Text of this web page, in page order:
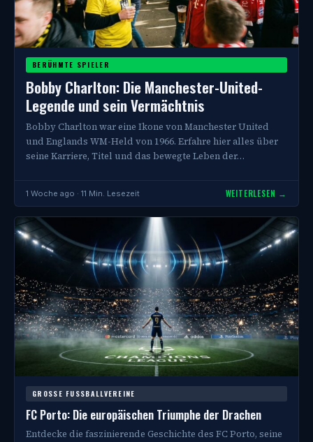
BERÜHMTE SPIELER
Bobby Charlton: Die Manchester-United-
Legende und sein Vermächtnis
Bobby Charlton war eine Ikone von Manchester United
und Englands WM-Held von 1966. Erfahre hier alles über
seine Karriere, Titel und das bewegte Leben der…
1 Woche ago · 11 Min. Lesezeit WEITERLESEN →
GROSSE FUSSBALLVEREINE
FC Porto: Die europäischen Triumphe der Drachen
Entdecke die faszinierende Geschichte des FC Porto, seine